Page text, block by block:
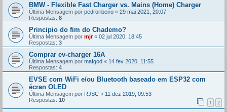
BMW - Flexible Fast Charger vs. Mains (Home) Charger
Última Mensagem por pedroribeiro « 29 mai 2021, 20:07
Respostas: 8
Principio do fim do Chademo?
Última Mensagem por mjr« 02 jul 2020, 18:45
Respostas: 3
Comprar ev-charger 16A
Última Mensagem por mafgod « 14 fev 2020, 11:55
Respostas: 4
EVSE com WiFi e/ou Bluetooth baseado em ESP32 com
écran OLED
Última Mensagem por RJSC « 11 dez 2019, 09:53
Respostas: 10 1 2